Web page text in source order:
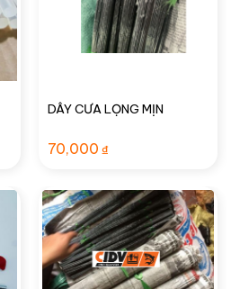
DÂY CƯA LỌNG MỊN
70,000 ₫